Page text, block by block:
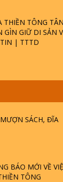
THIỀN TÔNG
GÌN GIỮ DI SẢN
| TTTD
SÁCH, ĐĨA
BÁO MỚI VỀ
TÔNG
ĐẶC BIỆT P25 -
NÓI? HỘI
TỬ VÌ ĐẠO
CÓ THỜI GIAN